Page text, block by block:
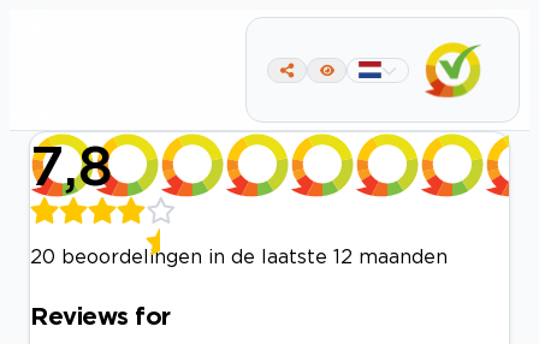
7,8
20 beoordelingen in de laatste 12 maanden
Reviews for